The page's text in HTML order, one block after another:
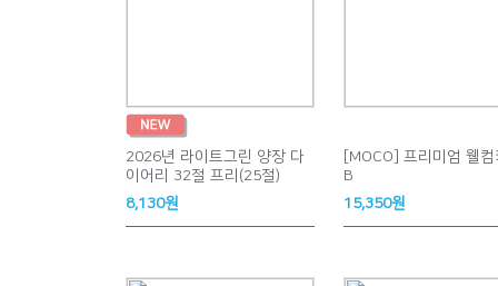
2026년 라이트그린 양장 다
이어리 32절 프리(25절)
8,130원
[MOCO] 프리미엄 웰
B
15,350원